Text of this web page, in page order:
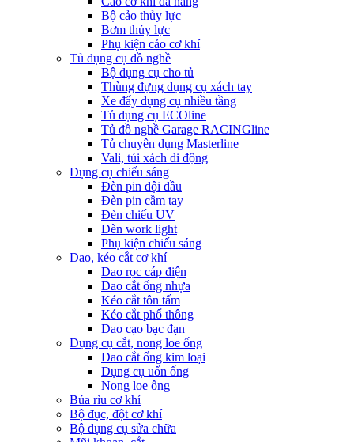
Bộ cảo thủy lực
Bơm thủy lực
Phụ kiện cảo cơ khí
Tủ dụng cụ đồ nghề
Bộ dụng cụ cho tủ
Thùng đựng dụng cụ xách tay
Xe đẩy dụng cụ nhiều tầng
Tủ dụng cụ ECOline
Tủ đồ nghề Garage RACINGline
Tủ chuyên dụng Masterline
Vali, túi xách di động
Dụng cụ chiếu sáng
Đèn pin đội đầu
Đèn pin cầm tay
Đèn chiếu UV
Đèn work light
Phụ kiện chiếu sáng
Dao, kéo cắt cơ khí
Dao rọc cáp điện
Dao cắt ống nhựa
Kéo cắt tôn tấm
Kéo cắt phổ thông
Dao cạo bạc đạn
Dụng cụ cắt, nong loe ống
Dao cắt ống kim loại
Dụng cụ uốn ống
Nong loe ống
Búa rìu cơ khí
Bộ đục, đột cơ khí
Bộ dụng cụ sửa chữa